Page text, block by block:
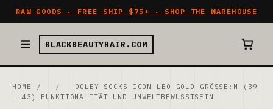
RAW GOODS · FREE SHIP $75+ · SHOP THE WAREHOUSE
BLACKBEAUTYHAIR.COM
HOME / /
OOLEY SOCKS ICON LEO GOLD GRÖSSE:M (39 -
43) FUNKTIONALITÄT UND UMWELTBEWUSSTSEIN